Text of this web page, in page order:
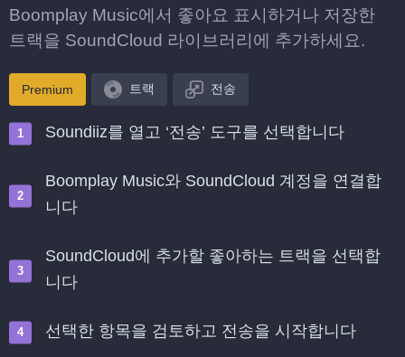
Boomplay Music에서 좋아요 표시하거나 저장한
트랙을 SoundCloud 라이브러리에 추가하세요.
Premium 트랙 전송
Soundiiz를 열고 ‘전송’ 도구를 선택합니다
Boomplay Music와 SoundCloud 계정을 연결합
니다
SoundCloud에 추가할 좋아하는 트랙을 선택합
니다
선택한 항목을 검토하고 전송을 시작합니다